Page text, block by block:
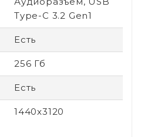
Type-C 3.2 Gen1
Есть
256 Гб
Есть
1440x3120